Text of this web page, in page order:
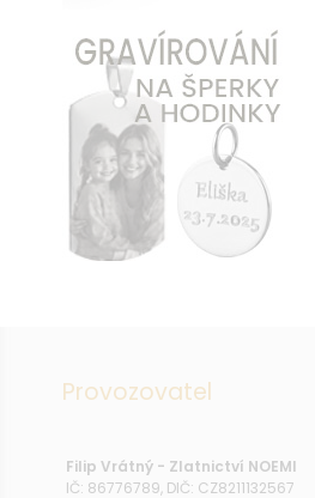
Provozovatel
Filip Vrátný - Zlatnictví NOEMI
IČ: 86776789, DIČ: CZ8211132567